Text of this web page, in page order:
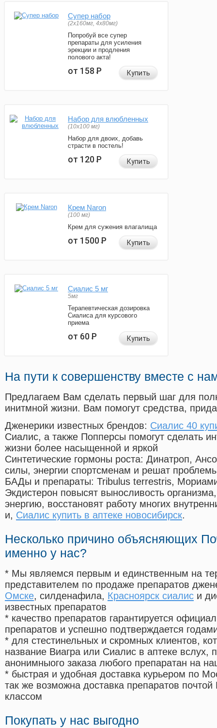
Супер набор
(2х160мг, 4х80мг)
Попробуй все супер
препараты для усиления
эрекции и продления
полового акта!
от 158Р Купить
Набор для влюбленных
(10х100 мг)
Набор для двоих, добавь
страсти в постель!
от 120Р Купить
Крем Naron
(100 мг)
Крем для сужения влагалища
от 1500Р Купить
Сиалис 5 мг
5мг
Терапевтическая дозировка
Сиалиса для курсового
приема
от 60Р Купить
На пути к совершенству вместе с
Предлагаем Вам сделать первый шаг для
инитмной жизни. Вам помогут средства,
Дженерики известных брендов: Сиалис 40
Сиалис, а также Попперсы помогут сделать
жизни более насыщенной и яркой
Синтетические гормоны роста: Динатроп,
силы, энергии спортсменам и решат
БАДы и препараты: Tribulus terrestris,
Экдистерон повысят выносливость
энергию, восстановят работу многих
и, Сиалис купить в аптеке новосибирск.
Несколько причино объясняющих
именно у нас?
* Мы являемся первым и единственным на
представителем по продаже препаратов
Омске, силденафила, Красноярск сиалис и
известных препаратов
* качество препаратов гарантируется
препаратов и успешно подтверждается
* для стестинельных и скромных клиентов,
название Виагра или Сиалис в аптеке вслух,
анонимныого заказа любого препаратан на
* быстрая и удобная доставка курьером по
так же возможна доставка препаратов
классом
Покупать у нас выгодно